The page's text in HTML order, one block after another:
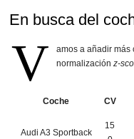
En busca del
V
amos a añadir más
normalización z-
Coche CV
Audi A3 Sportback
15